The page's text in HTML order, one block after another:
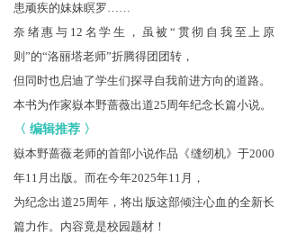
患顽疾的妹妹瞑罗……
奈绪惠与12名学生，虽被“贯彻自我至上原
则”的“洛丽塔老师”折腾得团团转，
但同时也启迪了学生们探寻自我前进方向的道路。
本书为作家嶽本野蔷薇出道25周年纪念长篇小说。
〈 编辑推荐 〉
嶽本野蔷薇老师的首部小说作品《缝纫机》于2000
年11月出版。而在今年2025年11月，
为纪念出道25周年，将出版这部倾注心血的全新长
篇力作。内容竟是校园题材！